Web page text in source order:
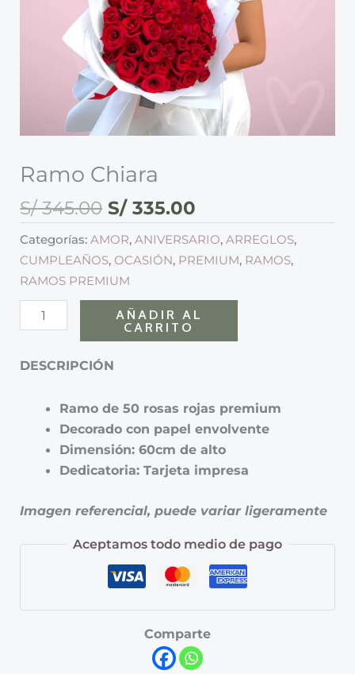
Ramo Chiara
S/345.00 S/335.00
Categorías:AMOR,ANIVERSARIO,ARREGLOS,
CUMPLEAÑOS, OCASIÓN, PREMIUM, RAMOS,
RAMOS PREMIUM
AÑADIR AL
CARRITO
DESCRIPCIÓN
Ramo de 50 rosas rojas premium
Decorado con papel envolvente
Dimensión: 60cm de alto
Dedicatoria: Tarjeta impresa
Imagen referencial, puede variar ligeramente
Aceptamos todo medio de pago
Comparte